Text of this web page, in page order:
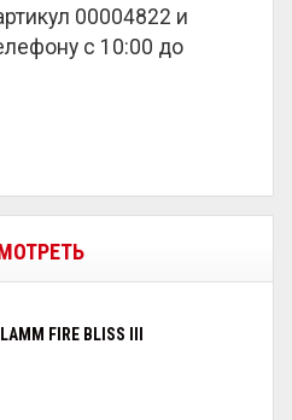
00004822 и
с 10:00 до
FIRE BLISS III